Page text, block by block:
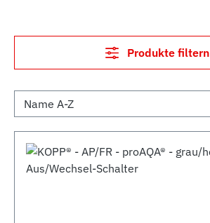
Produkte filtern